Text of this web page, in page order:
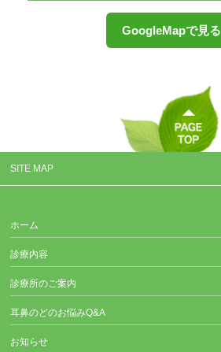
GoogleMapで見る
SITE MAP
ホーム
診療内容
診療所のご案内
耳鼻のどのお悩みQ&A
お知らせ